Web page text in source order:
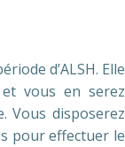
d’ALSH. Elle
vous en serez
Vous disposerez
pour effectuer le